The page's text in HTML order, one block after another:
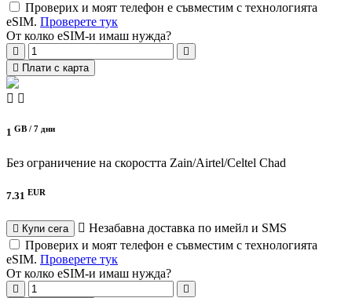
Проверих и моят телефон е съвместим с технологията
eSIM. Проверете тук
От колко eSIM-и имаш нужда?
Плати с карта
1 GB / 7 дни
Без ограничение на скоростта Zain/Airtel/Celtel Chad
7.31 EUR
Купи сега
Незабавна доставка по имейл и SMS
Проверих и моят телефон е съвместим с технологията
eSIM. Проверете тук
От колко eSIM-и имаш нужда?